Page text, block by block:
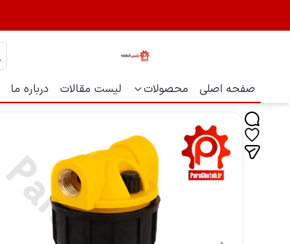
صفحه اصلی
محصولات لیست مقالات درباره ما